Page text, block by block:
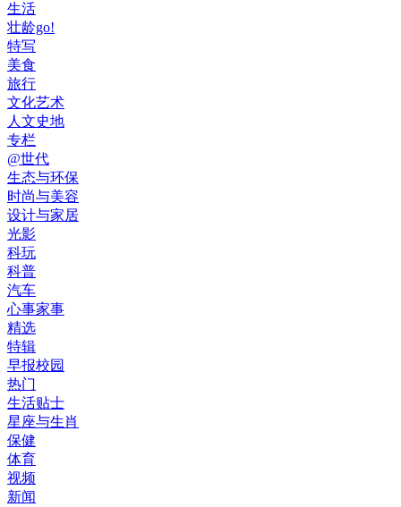
生活
壮龄go!
特写
美食
旅行
文化艺术
人文史地
专栏
@世代
生态与环保
时尚与美容
设计与家居
光影
科玩
科普
汽车
心事家事
精选
特辑
早报校园
热门
生活贴士
星座与生肖
保健
体育
视频
新闻